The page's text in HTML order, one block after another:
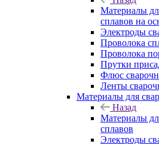
Материалы
сплавов на
Электроды
Проволока
Проволока
Прутки
Флюс
Ленты
Материалы для
Назад
Материалы
сплавов
Электроды